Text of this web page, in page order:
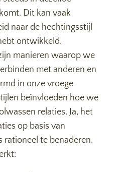
Dit kan vaak
naar de hechtingsstijl
ontwikkeld.
manieren waarop we
met anderen en
in onze vroege
beïnvloeden hoe we
relaties. Ja, het
op basis van
rationeel te benaderen.